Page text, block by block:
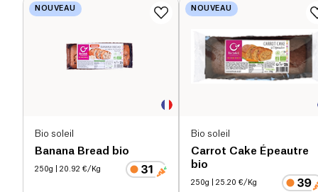
NOUVEAU
Bio soleil
Banana Bread bio
250g | 20.92 €/Kg
NOUVEAU
Bio soleil
Carrot Cake Épeautre
bio
250g | 25.20 €/Kg